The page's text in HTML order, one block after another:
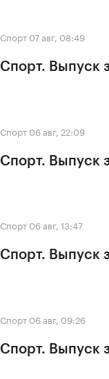
Спорт 07 авг, 08:49
Спорт. Выпуск
Спорт 06 авг, 22:09
Спорт. Выпуск
Спорт 06 авг, 13:47
Спорт. Выпуск
Спорт 06 авг, 09:26
Спорт. Выпуск